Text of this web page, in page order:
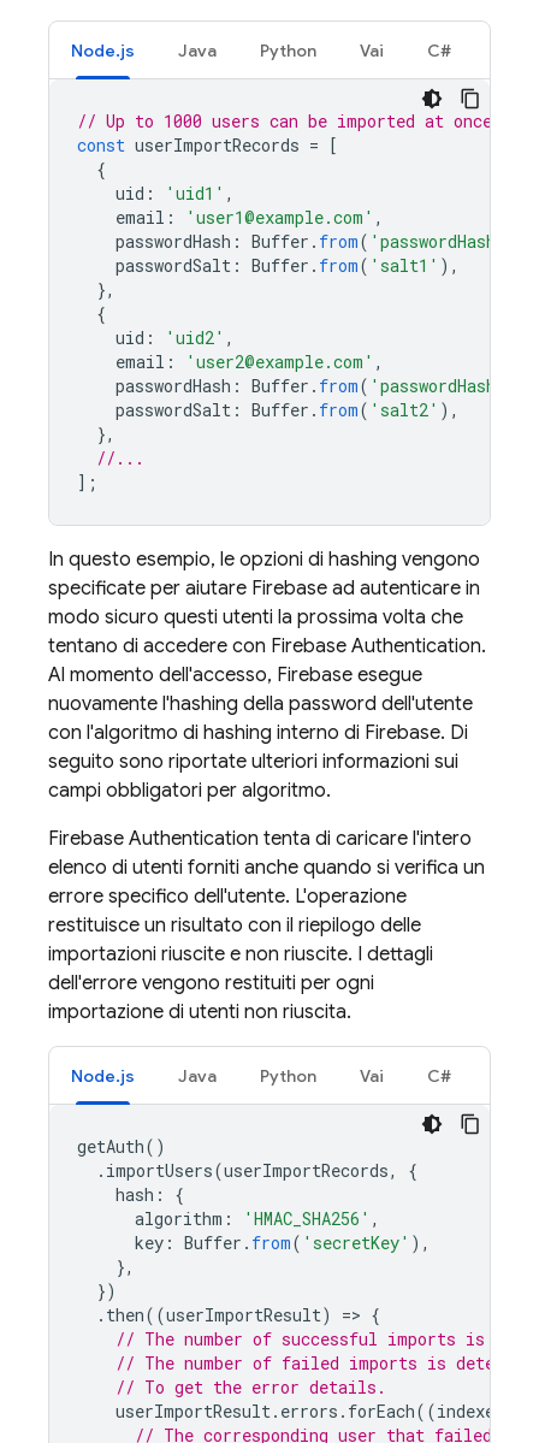
Node.js Java Python Vai C#
// Up to 1000 users can be imported at once.
const userImportRecords = [
{
uid : 'uid1' ,
email : 'user1@example.com' ,
passwordHash : Buffer . from( 'passwordHash1'
passwordSalt : Buffer . from( 'salt1' ),
},
{
uid : 'uid2' ,
email : 'user2@example.com' ,
passwordHash : Buffer . from( 'passwordHash2'
passwordSalt : Buffer . from( 'salt2' ),
},
//...
];
In questo esempio, le opzioni di hashing vengono
specificate per aiutare Firebase ad autenticare in
modo sicuro questi utenti la prossima volta che
tentano di accedere con Firebase Authentication.
Al momento dell'accesso, Firebase esegue
nuovamente l'hashing della password dell'utente
con l'algoritmo di hashing interno di Firebase. Di
seguito sono riportate ulteriori informazioni sui
campi obbligatori per algoritmo.
Firebase Authentication tenta di caricare l'intero
elenco di utenti forniti anche quando si verifica un
errore specifico dell'utente. L'operazione
restituisce un risultato con il riepilogo delle
importazioni riuscite e non riuscite. I dettagli
dell'errore vengono restituiti per ogni
importazione di utenti non riuscita.
Node.js Java Python Vai C#
getAuth()
. importUsers(userImportRecords,
{
hash :
{
algorithm : 'HMAC_SHA256' ,
key : Buffer . from( 'secretKey' ),
},
})
. then((userImportResult) => {
// The number of successful imports is
// The number of failed imports is
// To get the error details.
userImportResult. errors . forEach((
// The corresponding user that failed to